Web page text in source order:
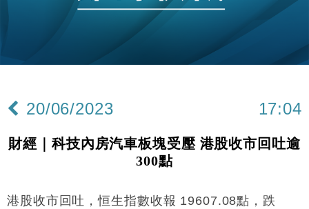
15:11
財經｜韓股反覆波動收跌 連挫7周創逾3年最長跌勢
財經｜內地7月美元計價出口增近24%勝預期 貿易順
11:12
國際｜特朗普料美伊戰事快結束 承認部分彈藥庫存緊
15:59
財經｜SA售股自救後再出手 斥4億美元押注未上市公
47仙
20/06/2023 17:04
財經｜科技內房汽車板塊受壓 港股收市回吐逾
300點
港股收市回吐，恒生指數收報 19607.08點，跌